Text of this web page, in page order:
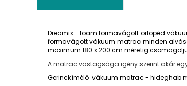
Dreamix - foam formavágott ortopéd
formavágott vákuum matrac minden
maximum 180 x 200 cm méretig
A matrac vastagsága igény szerint akár
Gerinckímélő vákuum matrac - hideghab